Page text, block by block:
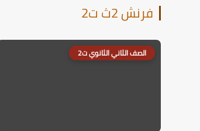
فرنش 2ث ت2
الصف الثاني الثانوي ت2